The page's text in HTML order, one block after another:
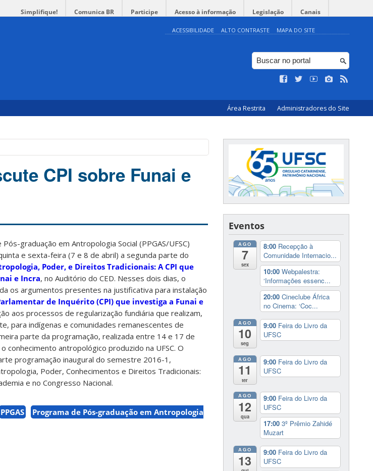
Simplifique! Comunica BR Participe Acesso à informação Legislação Canais
ACESSIBILIDADE ALTO CONTRASTE MAPA DO SITE
Área Restrita Administradores do Site
CPI sobre Funai e
graduação em Antropologia Social (PPGAS/UFSC)
e sexta-feira (7 e 8 de abril) a segunda parte do
Poder, e Direitos Tradicionais: A CPI que
e Incra, no Auditório do CED. Nesses dois dias, o
os argumentos presentes na justificativa para instalação
de Inquérito (CPI) que investiga a Funai e
aos processos de regularização fundiária que realizam,
para indígenas e comunidades remanescentes de
parte da programação, realizada entre 14 e 17 de
conhecimento antropológico produzido na UFSC. O
programação inaugural do semestre 2016-1,
Poder, Conhecimentos e Direitos Tradicionais:
e no Congresso Nacional.
PPGAS
Programa de Pós-graduação em Antropologia
Eventos
AGO
7
sex
8:00 Recepção à
Comunidade Internacio...
10:00 Webpalestra:
‘Informações essenc...
20:00 Cineclube África
no Cinema: ‘Coc...
AGO
10
seg
9:00 Feira do Livro da
UFSC
AGO
11
ter
9:00 Feira do Livro da
UFSC
AGO
12
qua
9:00 Feira do Livro da
UFSC
17:00 3º Prêmio Zahidé
Muzart
AGO
13
9:00 Feira do Livro da
UFSC